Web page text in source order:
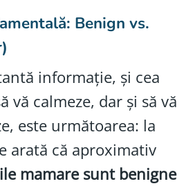
Benign vs.
informație, și cea
vă calmeze, dar și să vă
este următoarea: la
arată că aproximativ
mamare sunt benigne